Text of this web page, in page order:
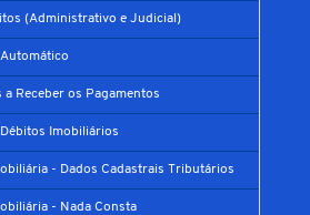
(Administrativo e Judicial)
a Receber os Pagamentos
Imobiliários
- Dados Cadastrais Tributários
- Nada Consta